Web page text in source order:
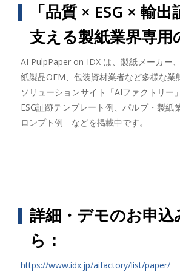
「品質 × ESG × 輸
支える製紙業界専用
AI PulpPaper on IDX は、製紙メーカー
紙製品OEM、包装資材業者など多様な業
ソリューションサイト「AIファクトリー
ESG証跡テンプレート例、パルプ・製紙
ロンプト例 などを掲載中です。
詳細・デモのお申込
ら：
https://www.idx.jp/aifactory/list/paper/